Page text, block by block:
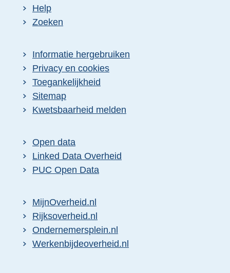
Help
Zoeken
Informatie hergebruiken
Privacy en cookies
Toegankelijkheid
Sitemap
Kwetsbaarheid melden
Open data
Linked Data Overheid
PUC Open Data
MijnOverheid.nl
Rijksoverheid.nl
Ondernemersplein.nl
Werkenbijdeoverheid.nl